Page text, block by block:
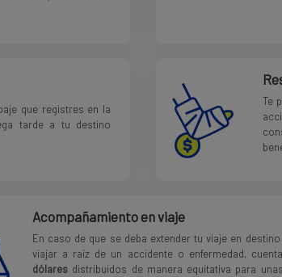
que registres en la
tarde a tu destino
Te
Acompañamiento en viaje
En caso de que se deba extender tu viaje en
viajar a raíz de un accidente o enfermedad,
dólares distribuidos de manera equitativa para